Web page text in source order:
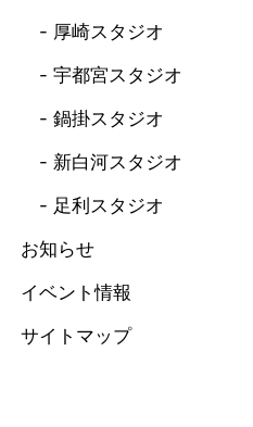
厚崎スタジオ
宇都宮スタジオ
鍋掛スタジオ
新白河スタジオ
足利スタジオ
お知らせ
イベント情報
サイトマップ